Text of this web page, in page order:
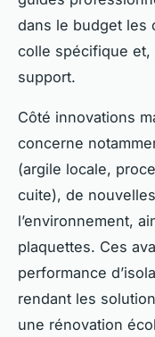
dans le budget les
colle spécifique et,
support.
Côté innovations
concerne
(argile locale,
cuite), de
l’environnement,
plaquettes. Ces
performance
rendant les
une rénovation